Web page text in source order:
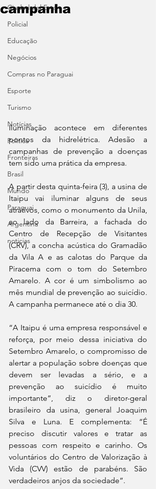
Ciudad del Este
Policial
Educação
Negócios
Compras no Paraguai
Esporte
Turismo
Notícias
Política
Fronteiras
Brasil
Mundo
Paraguai
Argentina
noticias
campanha
Iluminação acontece em diferentes
pontos da hidrelétrica. Adesão a
campanhas de prevenção a doenças
tem sido uma prática da empresa.
A partir desta quinta-feira (3), a usina de
Itaipu vai iluminar alguns de seus
atrativos, como o monumento da Unila,
ao lado da Barreira, a fachada do
Centro de Recepção de Visitantes
(CRV), a concha acústica do Gramadão
da Vila A e as calotas do Parque da
Piracema com o tom do Setembro
Amarelo. A cor é um simbolismo ao
mês mundial de prevenção ao suicídio.
A campanha permanece até o dia 30.
“A Itaipu é uma empresa responsável e
reforça, por meio dessa iniciativa do
Setembro Amarelo, o compromisso de
alertar a população sobre doenças que
devem ser levadas a sério, e a
prevenção ao suicídio é muito
importante”, diz o diretor-geral
brasileiro da usina, general Joaquim
Silva e Luna. E complementa: “É
preciso discutir valores e tratar as
pessoas com respeito e carinho. Os
voluntários do Centro de Valorização à
Vida (CVV) estão de parabéns. São
verdadeiros anjos da sociedade”.